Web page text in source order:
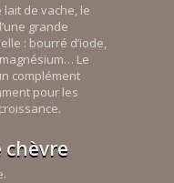
de vache, le
grande
: bourré d’iode,
Le
complément
pour les
chèvre